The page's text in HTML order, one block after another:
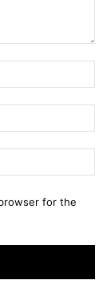
for the